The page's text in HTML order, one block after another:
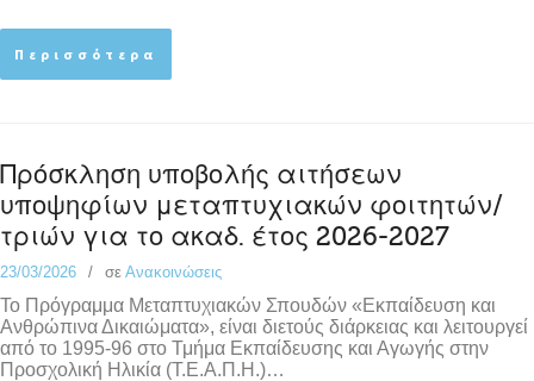
Περισσότερα
Πρόσκληση υποβολής αιτήσεων
υποψηφίων μεταπτυχιακών φοιτητών/
τριών για το ακαδ. έτος 2026-2027
23/03/2026 σε Ανακοινώσεις
Το Πρόγραμμα Μεταπτυχιακών Σπουδών «Εκπαίδευση και
Ανθρώπινα Δικαιώματα», είναι διετούς διάρκειας και λειτουργεί
από το 1995-96 στο Τμήμα Εκπαίδευσης και Αγωγής στην
Προσχολική Ηλικία (Τ.Ε.Α.Π.Η.)…